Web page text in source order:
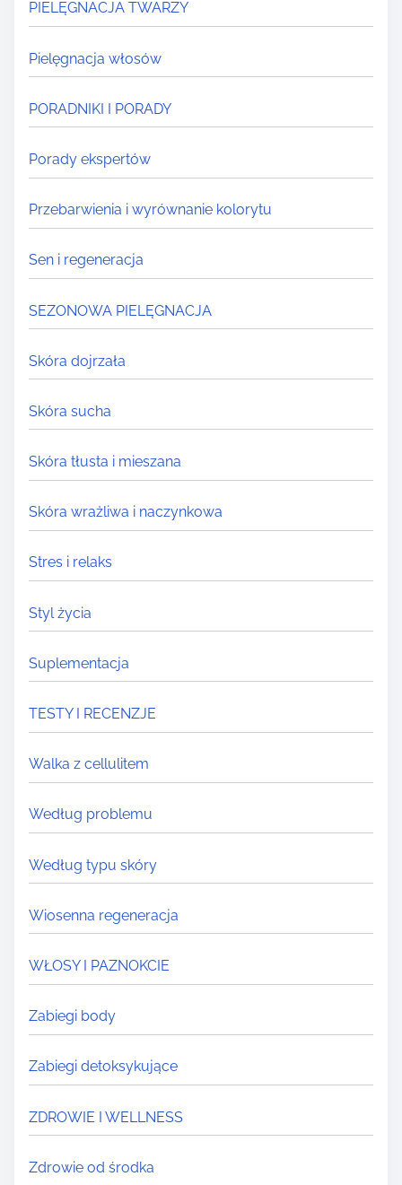
PIELĘGNACJA TWARZY
Pielęgnacja włosów
PORADNIKI I PORADY
Porady ekspertów
Przebarwienia i wyrównanie kolorytu
Sen i regeneracja
SEZONOWA PIELĘGNACJA
Skóra dojrzała
Skóra sucha
Skóra tłusta i mieszana
Skóra wrażliwa i naczynkowa
Stres i relaks
Styl życia
Suplementacja
TESTY I RECENZJE
Walka z cellulitem
Według problemu
Według typu skóry
Wiosenna regeneracja
WŁOSY I PAZNOKCIE
Zabiegi body
Zabiegi detoksykujące
ZDROWIE I WELLNESS
Zdrowie od środka